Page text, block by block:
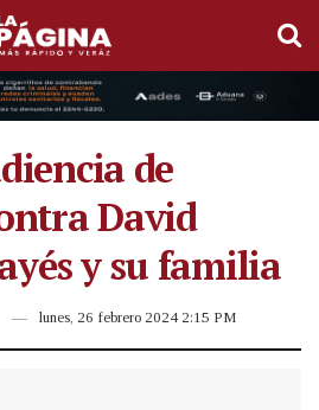
de
David
y su familia
lunes, 26 febrero 2024 2:15 PM